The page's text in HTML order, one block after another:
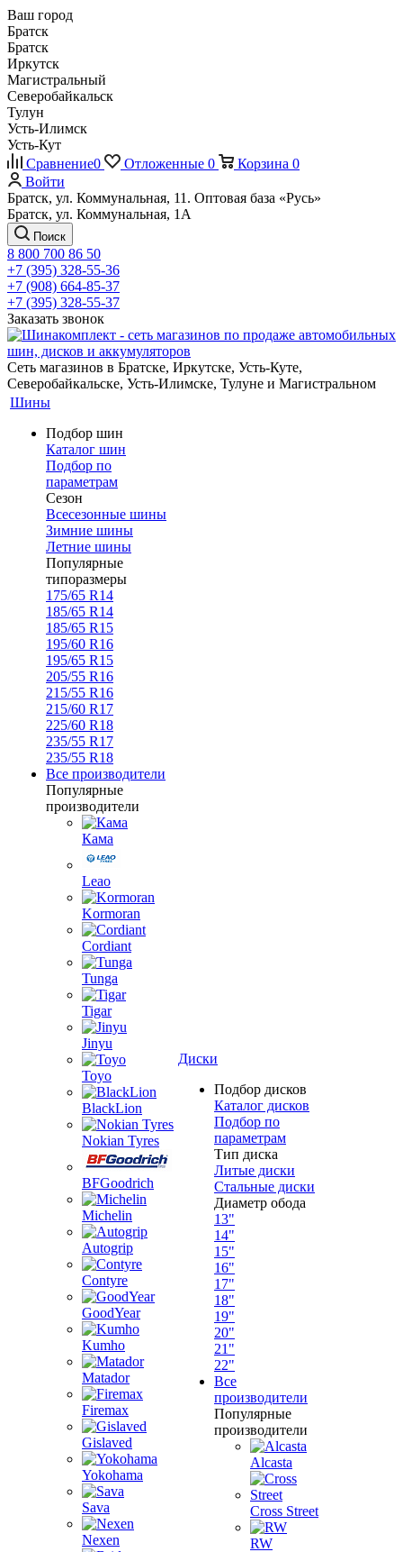
Ваш город
Братск
Братск
Иркутск
Магистральный
Северобайкальск
Тулун
Усть-Илимск
Усть-Кут
Сравнение0 Отложенные 0 Корзина 0
Войти
Братск, ул. Коммунальная, 11. Оптовая база «Русь»
Братск, ул. Коммунальная, 1А
Поиск
8 800 700 86 50
+7 (395) 328-55-36
+7 (908) 664-85-37
+7 (395) 328-55-37
Заказать звонок
Сеть магазинов в Братске, Иркутске, Усть-Куте,
Северобайкальске, Усть-Илимске, Тулуне и Магистральном
Шины
Подбор шин
Каталог шин
Подбор по
параметрам
Сезон
Всесезонные шины
Зимние шины
Летние шины
Популярные
типоразмеры
175/65 R14
185/65 R14
185/65 R15
195/60 R16
195/65 R15
205/55 R16
215/55 R16
215/60 R17
225/60 R18
235/55 R17
235/55 R18
Все производители
Популярные
производители
Кама
Leao
Kormoran
Cordiant
Tunga
Tigar
Jinyu
Toyo
BlackLion
Nokian Tyres
BFGoodrich
Michelin
Autogrip
Contyre
GoodYear
Kumho
Matador
Firemax
Gislaved
Yokohama
Sava
Nexen
Диски
Подбор дисков
Каталог дисков
Подбор по
параметрам
Тип диска
Литые диски
Стальные диски
Диаметр обода
13"
14"
15"
16"
17"
18"
19"
20"
21"
22"
Все
производители
Популярные
производители
Alcasta
Cross Street
RW